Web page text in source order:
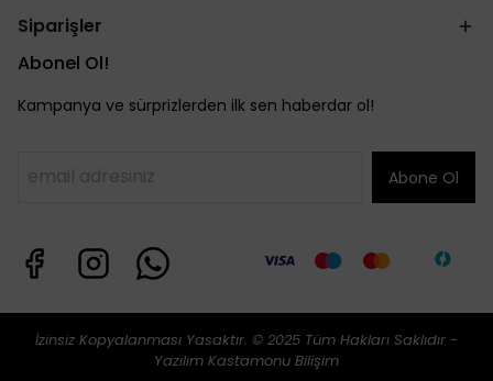
Siparişler
Abonel Ol!
Kampanya ve sürprizlerden ilk sen haberdar ol!
Abone Ol
İzinsiz Kopyalanması Yasaktır. © 2025 Tüm Hakları Saklıdır -
Yazılım Kastamonu Bilişim